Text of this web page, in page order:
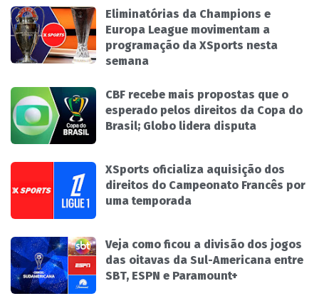
Eliminatórias da Champions e
Europa League movimentam a
programação da XSports nesta
semana
CBF recebe mais propostas que o
esperado pelos direitos da Copa do
Brasil; Globo lidera disputa
XSports oficializa aquisição dos
direitos do Campeonato Francês por
uma temporada
Veja como ficou a divisão dos jogos
das oitavas da Sul-Americana entre
SBT, ESPN e Paramount+